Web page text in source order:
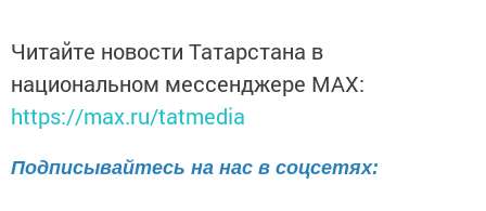
Читайте новости Татарстана в
национальном мессенджере MАХ:
https://max.ru/tatmedia
Подписывайтесь на нас в соцсетях: